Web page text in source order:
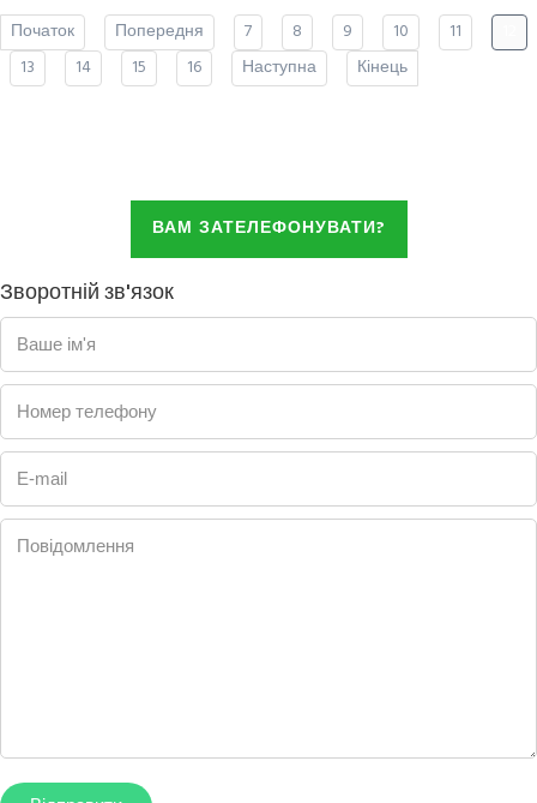
Початок Попередня 7 8 9 10 11
13
14 15 16 Наступна Кінець
ВАМ ЗАТЕЛЕФОНУВАТИ?
Зворотній зв'язок
Ваше ім'я
Номер телефону
E-mail
Повідомлення